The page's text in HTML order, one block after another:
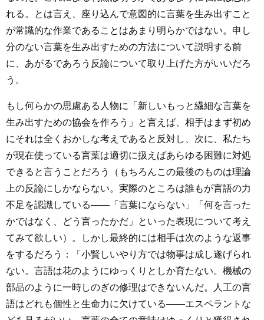
れる。とは言え、座り込んで意図的に言葉を生み出すこと
が常識的な作業であることはあまり明らかではない。申し
分のない言葉を生み出すための方法について説明する前
に、あがるであろう反論について取り上げた方がいいだろ
う。
もし何らかの思慮ある人物に「新しいもっと繊細な言葉を
生み出すための協会を作ろう」と言えば、相手はまず初め
にそれは全くおかしな考えであると反対し、次に、私たち
が現在使っている言葉は適切に扱えばあらゆる困難に対処
できると言うことだろう（もちろんこの最後のものは理論
上の反論にしかならない。実際のところは誰もが言語の力
不足を認識している――「言葉にならない」「何を言った
かではなく、どう言ったかだ」といった表現について考え
てみて欲しい）。しかし最終的には相手は次のような返事
をするだろう：「小賢しいやり方では物事は成し遂げられ
ない。言語は花のようにゆっくりとしか育たない。機械の
部品のように一時しのぎの修理はできないんだ。人工の言
語はどれも個性と生命力に欠けている――エスペラントな